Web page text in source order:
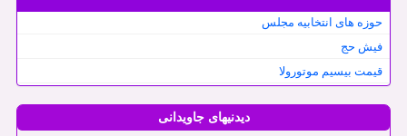
حوزه های انتخابیه مجلس
فیش حج
قیمت بیسیم موتورولا
دیدنیهای جاویدانی